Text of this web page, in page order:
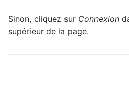
Sinon, cliquez sur Connexion
supérieur de la page.